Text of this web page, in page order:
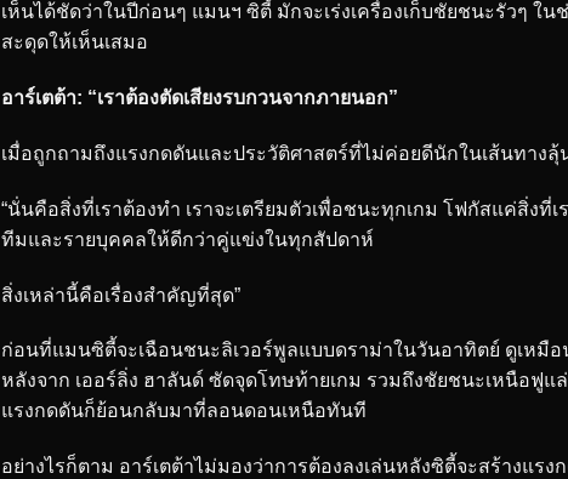
เห็นได้ชัดว่าในปีก่อนๆ แมนฯ ซิตี้ มักจะเร่งเครื่องเก็บชัยชนะรัวๆ ใ
สะดุดให้เห็นเสมอ
อาร์เตต้า: “เราต้องตัดเสียงรบกวนจากภายนอก”
เมื่อถูกถามถึงแรงกดดันและประวัติศาสตร์ที่ไม่ค่อยดีนักในเส้นทางลุ้
“นั่นคือสิ่งที่เราต้องทำ เราจะเตรียมตัวเพื่อชนะทุกเกม โฟกัสแค่สิ่งที่
ทีมและรายบุคคลให้ดีกว่าคู่แข่งในทุกสัปดาห์
สิ่งเหล่านี้คือเรื่องสำคัญที่สุด”
ก่อนที่แมนซิตี้จะเฉือนชนะลิเวอร์พูลแบบดราม่าในวันอาทิตย์ ดูเหมื
หลังจาก เออร์ลิ่ง ฮาลันด์ ซัดจุดโทษท้ายเกม รวมถึงชัยชนะเหนือฟูแ
แรงกดดันก็ย้อนกลับมาที่ลอนดอนเหนือทันที
อย่างไรก็ตาม อาร์เตต้าไม่มองว่าการต้องลงเล่นหลังซิตี้จะสร้างแร